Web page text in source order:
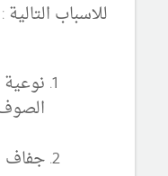
للاسباب التالية :
جفاف